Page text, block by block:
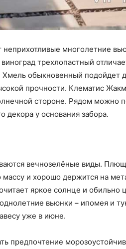
многолетние
трехлопастный
Хмель обыкновенный подойдет
прочности. Клематис
стороне. Рядом можно
декора у основания забора.
вечнозелёные виды.
массу и хорошо держится на
яркое солнце и обильно
вьюнки – ипомея и
уже в июне.
предпочтение